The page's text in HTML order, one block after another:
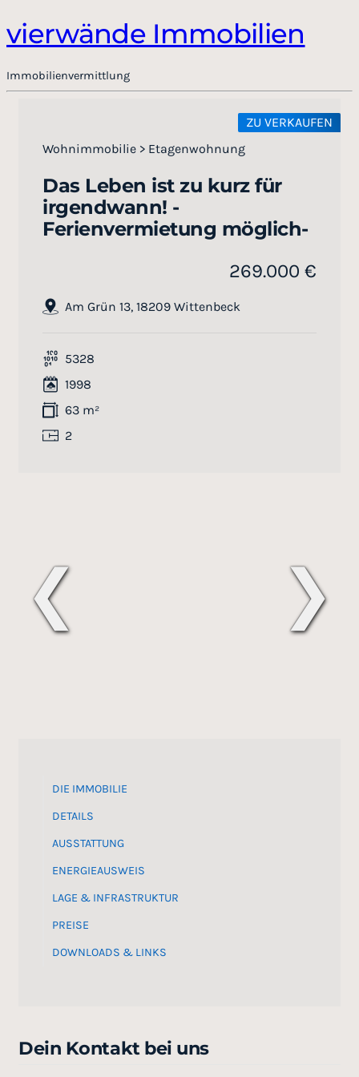
vierwände Immobilien
Immobilienvermittlung
Wohnimmobilie > Etagenwohnung
ZU VERKAUFEN
Das Leben ist zu kurz für
irgendwann! -
Ferienvermietung möglich-
Am Grün 13, 18209 Wittenbeck
269.000 €
5328
1998
63 m²
2
❮ ❯
DIE IMMOBILIE
DETAILS
AUSSTATTUNG
ENERGIEAUSWEIS
LAGE & INFRASTRUKTUR
PREISE
DOWNLOADS & LINKS
Dein Kontakt bei uns